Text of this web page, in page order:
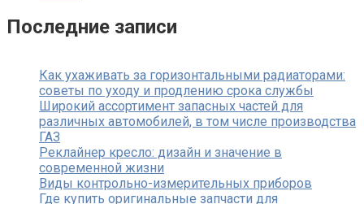
Последние записи
Как ухаживать за горизонтальными радиаторами:
советы по уходу и продлению срока службы
Широкий ассортимент запасных частей для
различных автомобилей, в том числе производства
ГАЗ
Реклайнер кресло: дизайн и значение в
современной жизни
Виды контрольно-измерительных приборов
Где купить оригинальные запчасти для